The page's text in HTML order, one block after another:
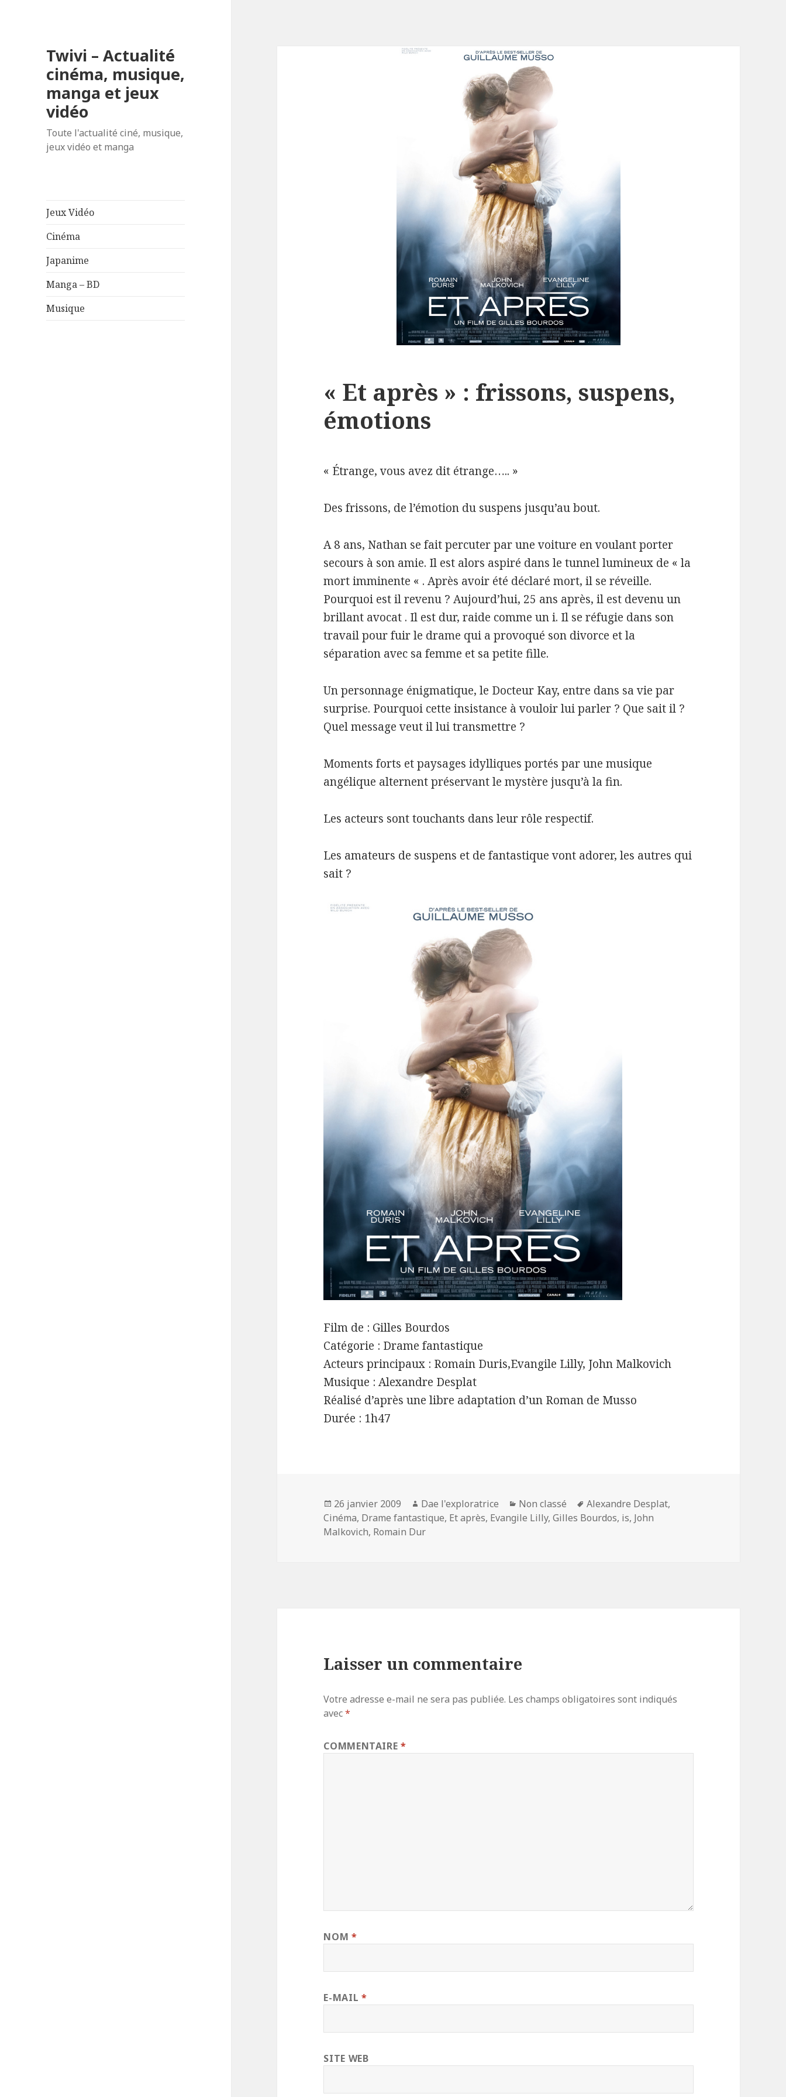
Twivi – Actualité
cinéma, musique,
manga et jeux
vidéo
Toute l'actualité ciné, musique,
jeux vidéo et manga
Jeux Vidéo
Cinéma
Japanime
Manga – BD
Musique
« Et après » : frissons, suspens,
émotions
« Étrange, vous avez dit étrange….. »
Des frissons, de l’émotion du suspens jusqu’au bout.
A 8 ans, Nathan se fait percuter par une voiture en voulant porter
secours à son amie. Il est alors aspiré dans le tunnel lumineux de « la
mort imminente « . Après avoir été déclaré mort, il se réveille.
Pourquoi est il revenu ? Aujourd’hui, 25 ans après, il est devenu un
brillant avocat . Il est dur, raide comme un i. Il se réfugie dans son
travail pour fuir le drame qui a provoqué son divorce et la
séparation avec sa femme et sa petite fille.
Un personnage énigmatique, le Docteur Kay, entre dans sa vie par
surprise. Pourquoi cette insistance à vouloir lui parler ? Que sait il ?
Quel message veut il lui transmettre ?
Moments forts et paysages idylliques portés par une musique
angélique alternent préservant le mystère jusqu’à la fin.
Les acteurs sont touchants dans leur rôle respectif.
Les amateurs de suspens et de fantastique vont adorer, les autres qui
sait ?
Film de : Gilles Bourdos
Catégorie : Drame fantastique
Acteurs principaux : Romain Duris,Evangile Lilly, John Malkovich
Musique : Alexandre Desplat
Réalisé d’après une libre adaptation d’un Roman de Musso
Durée : 1h47
Publié
le
26 janvier 2009 Auteur
Dae l'exploratrice Catégories
Non classé
Mots-
clés
Alexandre Desplat,
Cinéma, Drame fantastique, Et après, Evangile Lilly,Gilles Bourdos, is, John
Malkovich, Romain Dur
Laisser un commentaire
Votre adresse e-mail ne sera pas publiée. Les champs obligatoires sont indiqués
avec*
COMMENTAIRE*
NOM *
E-MAIL *
SITE WEB